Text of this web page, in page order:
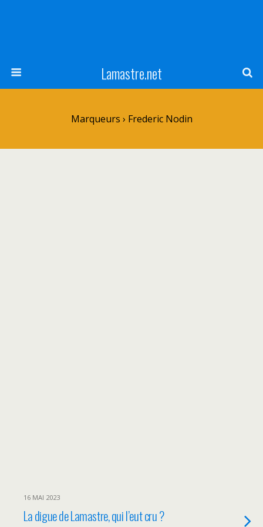
Lamastre.net
Marqueurs › Frederic Nodin
16 MAI 2023
La digue de Lamastre, qui l’eut cru ?